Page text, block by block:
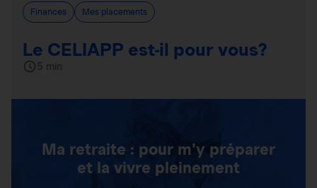
Finances Mes placements
Le CELIAPP est-il pour vous?
5 min
Ma retraite : pour m'y préparer
et la vivre pleinement